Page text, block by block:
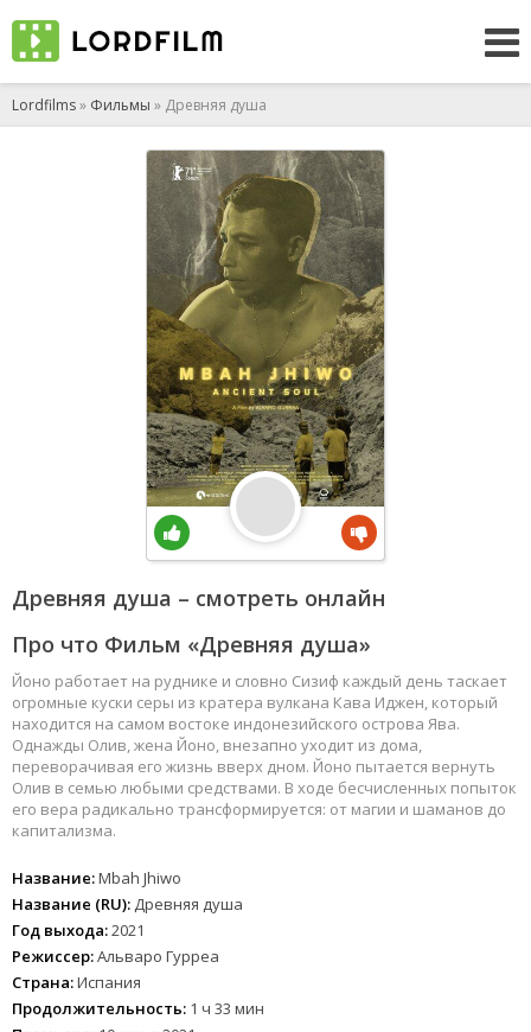
Lordfilms» Фильмы » Древняя душа
Древняя душа – смотреть онлайн
Про что Фильм «Древняя душа»
Йоно работает на руднике и словно Сизиф каждый день таскает
огромные куски серы из кратера вулкана Кава Иджен, который
находится на самом востоке индонезийского острова Ява.
Однажды Олив, жена Йоно, внезапно уходит из дома,
переворачивая его жизнь вверх дном. Йоно пытается вернуть
Олив в семью любыми средствами. В ходе бесчисленных попыток
его вера радикально трансформируется: от магии и шаманов до
капитализма.
Название:Mbah Jhiwo
Название (RU): Древняя душа
Год выхода:2021
Режиссер:Альваро Гурреа
Страна:Испания
Продолжительность: 1 ч 33 мин